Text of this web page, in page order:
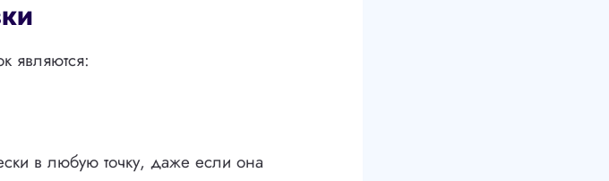
являются:
в любую точку, даже если она